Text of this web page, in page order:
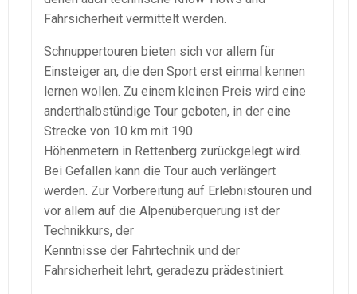
Fahrsicherheit vermittelt werden.
Schnuppertouren bieten sich vor allem für
Einsteiger an, die den Sport erst einmal kennen
lernen wollen. Zu einem kleinen Preis wird eine
anderthalbstündige Tour geboten, in der eine
Strecke von 10 km mit 190
Höhenmetern in Rettenberg zurückgelegt wird.
Bei Gefallen kann die Tour auch verlängert
werden. Zur Vorbereitung auf Erlebnistouren und
vor allem auf die Alpenüberquerung ist der
Technikkurs, der
Kenntnisse der Fahrtechnik und der
Fahrsicherheit lehrt, geradezu prädestiniert.